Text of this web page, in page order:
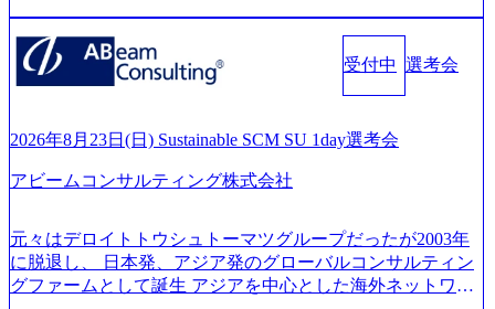
527843-d227-4df8-b86c-5587f843fdf6_1200x471.webp https://stor
age.googleapis.com/our-vision-production.appspot.com/public/imag
es/20251030164946_dc0888f6-0539-4887-84d7-34c8d8544226_1
200x666.webp 年間100億円規模の投資の元、10以上もの新規
能 社内転職が活発であり、多様なスキルを1社で身に着ける
ことが可能 事業開発・運用を内包かする「オールインハウ
ス」型の組織体。社内スカウトや社内公募制度を用いて主
165942_70f09968-1b27-43e6-b849-1cd107c4f488_1200x698.web
p ## 働き方／WLB／待遇 内装8億円超のかっこいいオフィ
スがあり、 働き甲斐のあるランキング、新卒注目ランキン
るグローバル化」「資生堂グループのDX化支援」「ヴィヴ
ィアン・ウエストウッドの製品開発」など多岐にわたる コ
ンサルティング活動のみならず、2021年にはKDDIと合弁会
社「ARISE analytics」を設立し、人工知能とデータアナリテ
ジタル人材育成の支援も盛んに行う 採用資料 (https://www.ac
2/Accenture-Recruiting-Brochure.pdf#zoom=50) 女性の活躍につ
rs/corporate/document/women-brochure.pdf#zoom=50) 社員発信
のキャリアブログ (https://www.accenture.com/jp-ja/blogs/japan-
careers-blog) 江川社長が語る「105点経営」 (https://business.ni
kkei.com/atcl/gen/19/00604/021600008/) 規模拡大で成功する理
受付中 選考会
2026年8月23日(日) Sustainable SCM SU 1day選考会
アビームコンサルティング株式会社
元々はデロイトトウシュトーマツグループだったが2003年
に脱退し、 日本発、アジア発のグローバルコンサルティン
グファームとして誕生 アジアを中心とした海外ネットワー